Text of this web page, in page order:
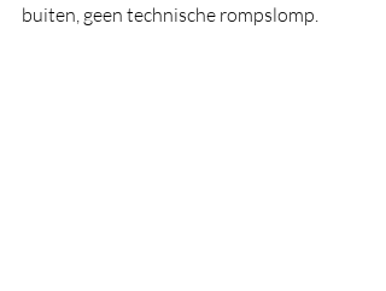
buiten, geen technische rompslomp.